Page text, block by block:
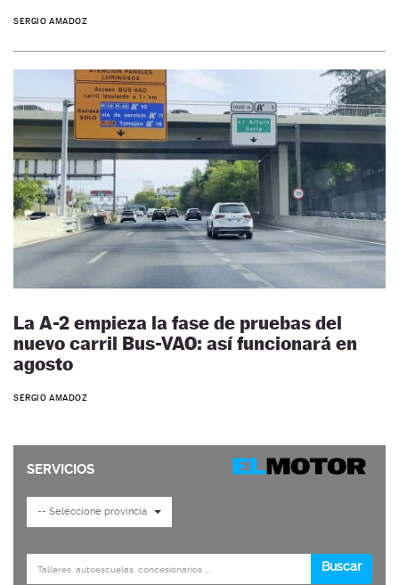
SERGIO AMADOZ
La A-2 empieza la fase de pruebas del
nuevo carril Bus-VAO: así funcionará en
agosto
SERGIO AMADOZ